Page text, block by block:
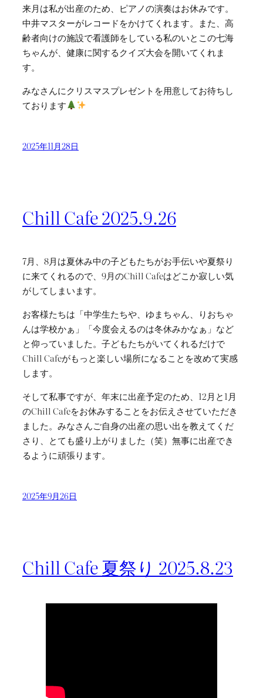
来月は私が出産のため、ピアノの演奏はお休みです。
中井マスターがレコードをかけてくれます。また、高
齢者向けの施設で看護師をしている私のいとこの七海
ちゃんが、健康に関するクイズ大会を開いてくれま
す。
みなさんにクリスマスプレゼントを用意してお待ちし
ております
2025年11月28日
Chill Cafe 2025.9.26
7月、8月は夏休み中の子どもたちがお手伝いや夏祭り
に来てくれるので、9月のChill Cafeはどこか寂しい気
がしてしまいます。
お客様たちは「中学生たちや、ゆまちゃん、りおちゃ
んは学校かぁ」「今度会えるのは冬休みかなぁ」など
と仰っていました。子どもたちがいてくれるだけで
Chill Cafeがもっと楽しい場所になることを改めて実感
します。
そして私事ですが、年末に出産予定のため、12月と1月
のChill Cafeをお休みすることをお伝えさせていただき
ました。みなさんご自身の出産の思い出を教えてくだ
さり、とても盛り上がりました（笑）無事に出産でき
るように頑張ります。
2025年9月26日
Chill Cafe 夏祭り 2025.8.23